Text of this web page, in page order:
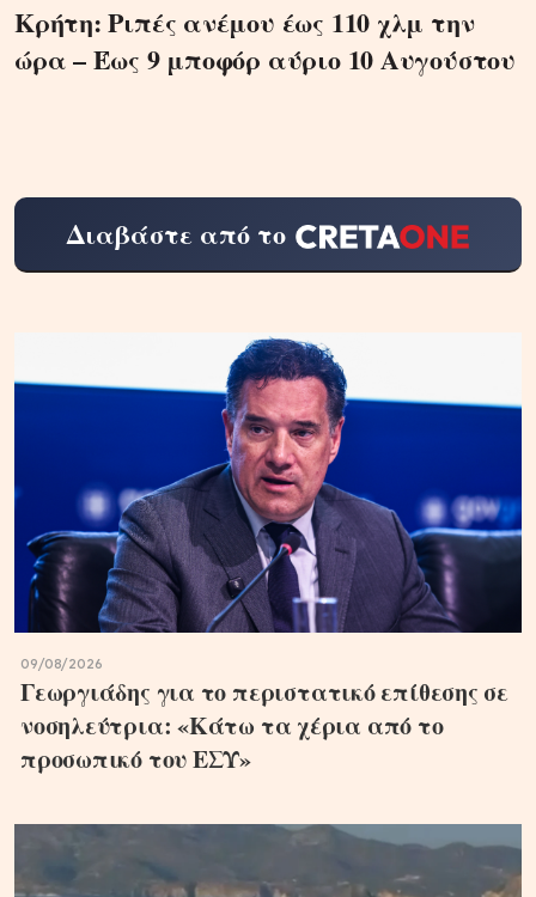
Κρήτη: Ριπές ανέμου έως 110 χλμ την
ώρα – Έως 9 μποφόρ αύριο 10 Αυγούστου
Διαβάστε από το
09/08/2026
Γεωργιάδης για το περιστατικό επίθεσης σε
νοσηλεύτρια: «Κάτω τα χέρια από το
προσωπικό του ΕΣΥ»